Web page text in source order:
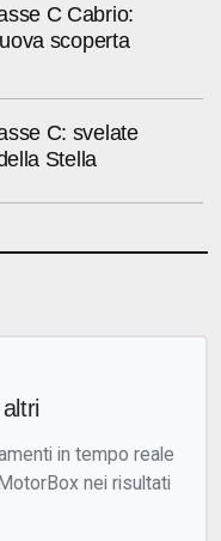
C Cabrio:
scoperta
C: svelate
Stella
in tempo reale
nei risultati